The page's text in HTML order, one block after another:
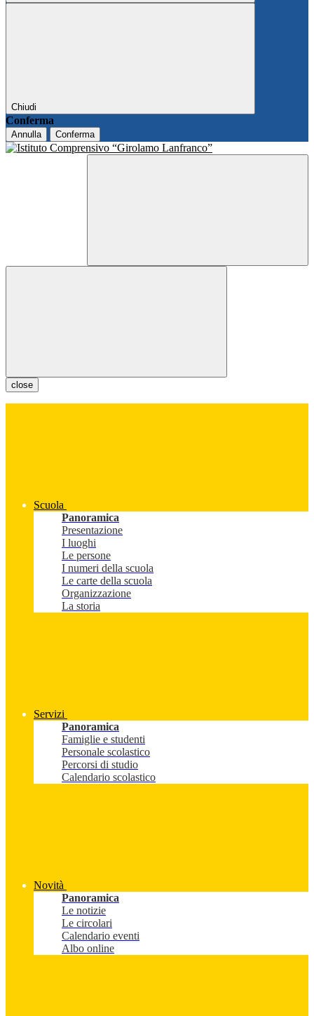
Chiudi
Conferma
Annulla Conferma
close
Scuola
Panoramica
Presentazione
I luoghi
Le persone
I numeri della scuola
Le carte della scuola
Organizzazione
La storia
Servizi
Panoramica
Famiglie e studenti
Personale scolastico
Percorsi di studio
Calendario scolastico
Novità
Panoramica
Le notizie
Le circolari
Calendario eventi
Albo online